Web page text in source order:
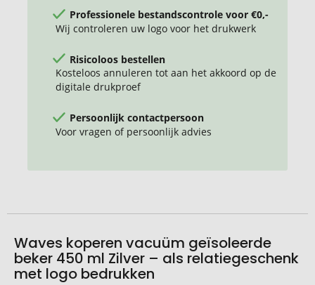
Professionele bestandscontrole voor €0,-
Wij controleren uw logo voor het drukwerk
Risicoloos bestellen
Kosteloos annuleren tot aan het akkoord op de
digitale drukproef
Persoonlijk contactpersoon
Voor vragen of persoonlijk advies
Waves koperen vacuüm geïsoleerde
beker 450 ml Zilver – als relatiegeschenk
met logo bedrukken